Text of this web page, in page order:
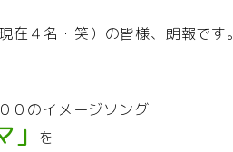
現在４名・笑）の皆様、朗報です。
０のイメージソング
」
を